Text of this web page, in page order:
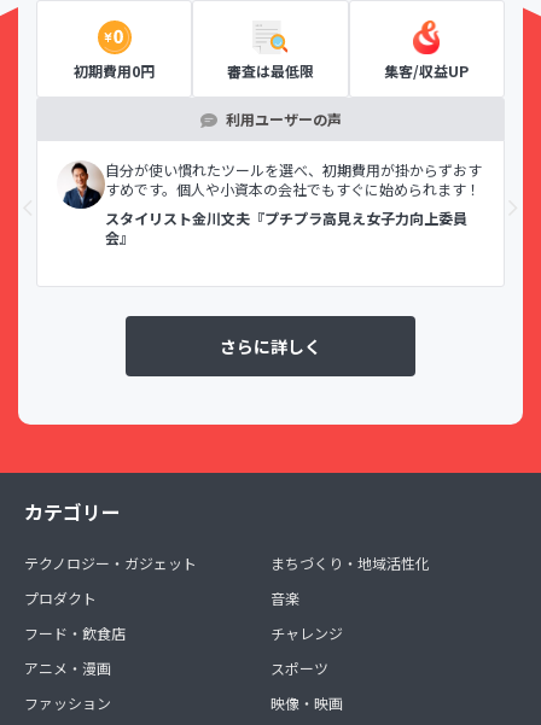
初期費用0円 審査は最低限 集客/収益UP
利用ユーザーの声
自分が使い慣れたツールを選べ、初期費用が掛からずおす
すめです。個人や小資本の会社でもすぐに始められます！
スタイリスト金川文夫『プチプラ高見え女子力向上委員
会』
さらに詳しく
カテゴリー
テクノロジー・ガジェット
プロダクト
フード・飲食店
アニメ・漫画
ファッション
まちづくり・地域活性化
音楽
チャレンジ
スポーツ
映像・映画